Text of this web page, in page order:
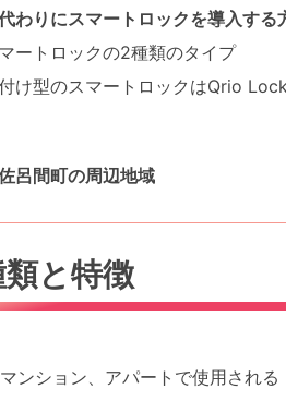
わりにスマートロックを導入する
ートロックの2種類のタイプ
け型のスマートロックはQrio
呂間町の周辺地域
と特徴
ンション、アパートで使用される